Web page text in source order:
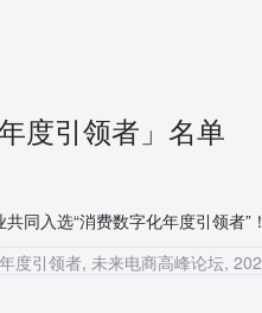
度引领者」名单
同入选“消费数字化年度引领者”！